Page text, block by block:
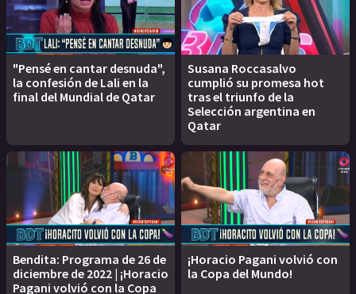
"Pensé en cantar desnuda",
la confesión de Lali en la
final del Mundial de Qatar
Susana Roccasalvo
cumplió su promesa hot
tras el triunfo de la
Selección argentina en
Qatar
Bendita: Programa de 26 de
diciembre de 2022 | ¡Horacio
Pagani volvió con la Copa
¡Horacio Pagani volvió con
la Copa del Mundo!